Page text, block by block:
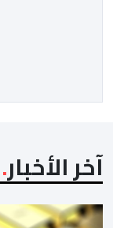
[…]
آخر الأخبار